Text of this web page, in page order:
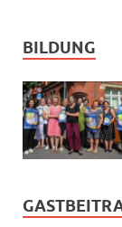
BILDUNG